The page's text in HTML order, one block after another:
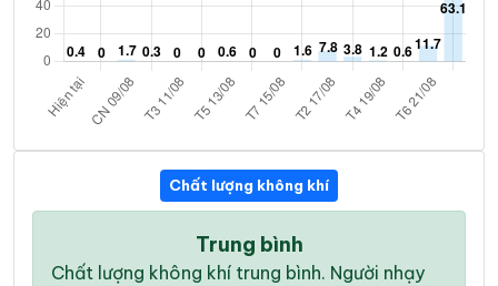
Chất lượng không khí
Trung bình
Chất lượng không khí trung bình. Người nhạy